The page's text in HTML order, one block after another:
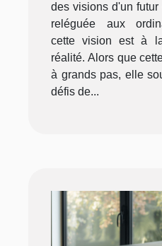
des visions d'un
reléguée aux
cette vision est à
réalité. Alors que
à grands pas, elle
défis de...